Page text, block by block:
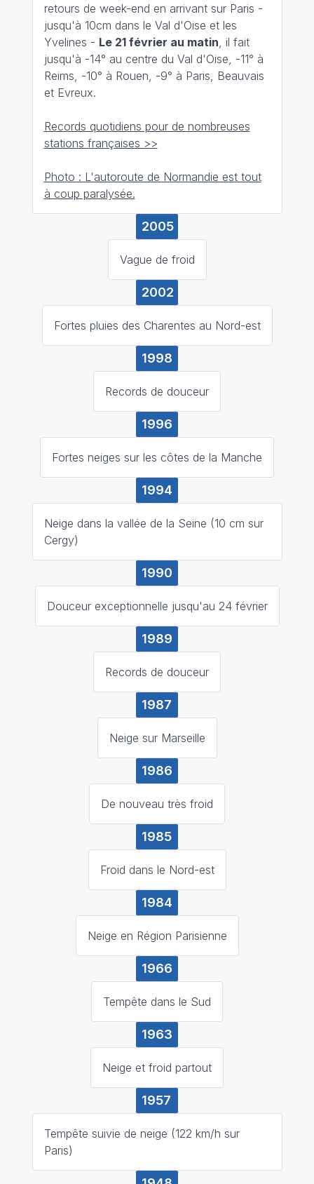
retours de week-end en arrivant sur Paris -
jusqu'à 10cm dans le Val d'Oise et les
Yvelines - Le 21 février au matin , il fait
jusqu'à -14° au centre du Val d'Oise, -11° à
Reims, -10° à Rouen, -9° à Paris, Beauvais
et Evreux.
Records quotidiens pour de nombreuses
stations françaises >>
Photo : L'autoroute de Normandie est tout
à coup paralysée.
2005
Vague de froid
2002
Fortes pluies des Charentes au Nord-est
1998
Records de douceur
1996
Fortes neiges sur les côtes de la Manche
1994
Neige dans la vallée de la Seine (10 cm sur
Cergy)
1990
Douceur exceptionnelle jusqu'au 24 février
1989
Records de douceur
1987
Neige sur Marseille
1986
De nouveau très froid
1985
Froid dans le Nord-est
1984
Neige en Région Parisienne
1966
Tempête dans le Sud
1963
Neige et froid partout
1957
Tempête suivie de neige (122 km/h sur
Paris)